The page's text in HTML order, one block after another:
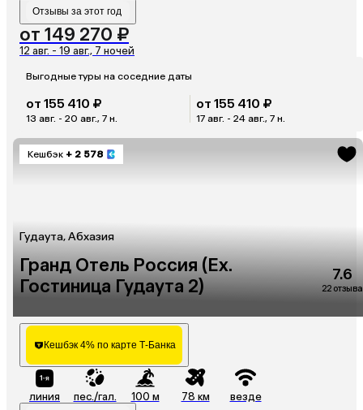
Отзывы за этот год
от 149 270 ₽
12 авг. - 19 авг., 7 ночей
Выгодные туры на соседние даты
от 155 410 ₽
13 авг. - 20 авг., 7 н.
от 155 410 ₽
17 авг. - 24 авг., 7 н.
Кешбэк + 2 578
Гудаута, Абхазия
Гранд Отель Россия (Ex.
Гостиница Гудаута 2)
7.6
22 отзыва
Кешбэк 4% по карте Т-Банка
линия пес./гал. 100 м 78 км везде